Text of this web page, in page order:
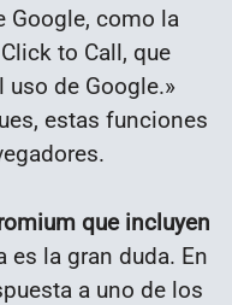
Google, como la
to Call, que
de Google.»
estas funciones
que incluyen
es la gran duda. En
a uno de los